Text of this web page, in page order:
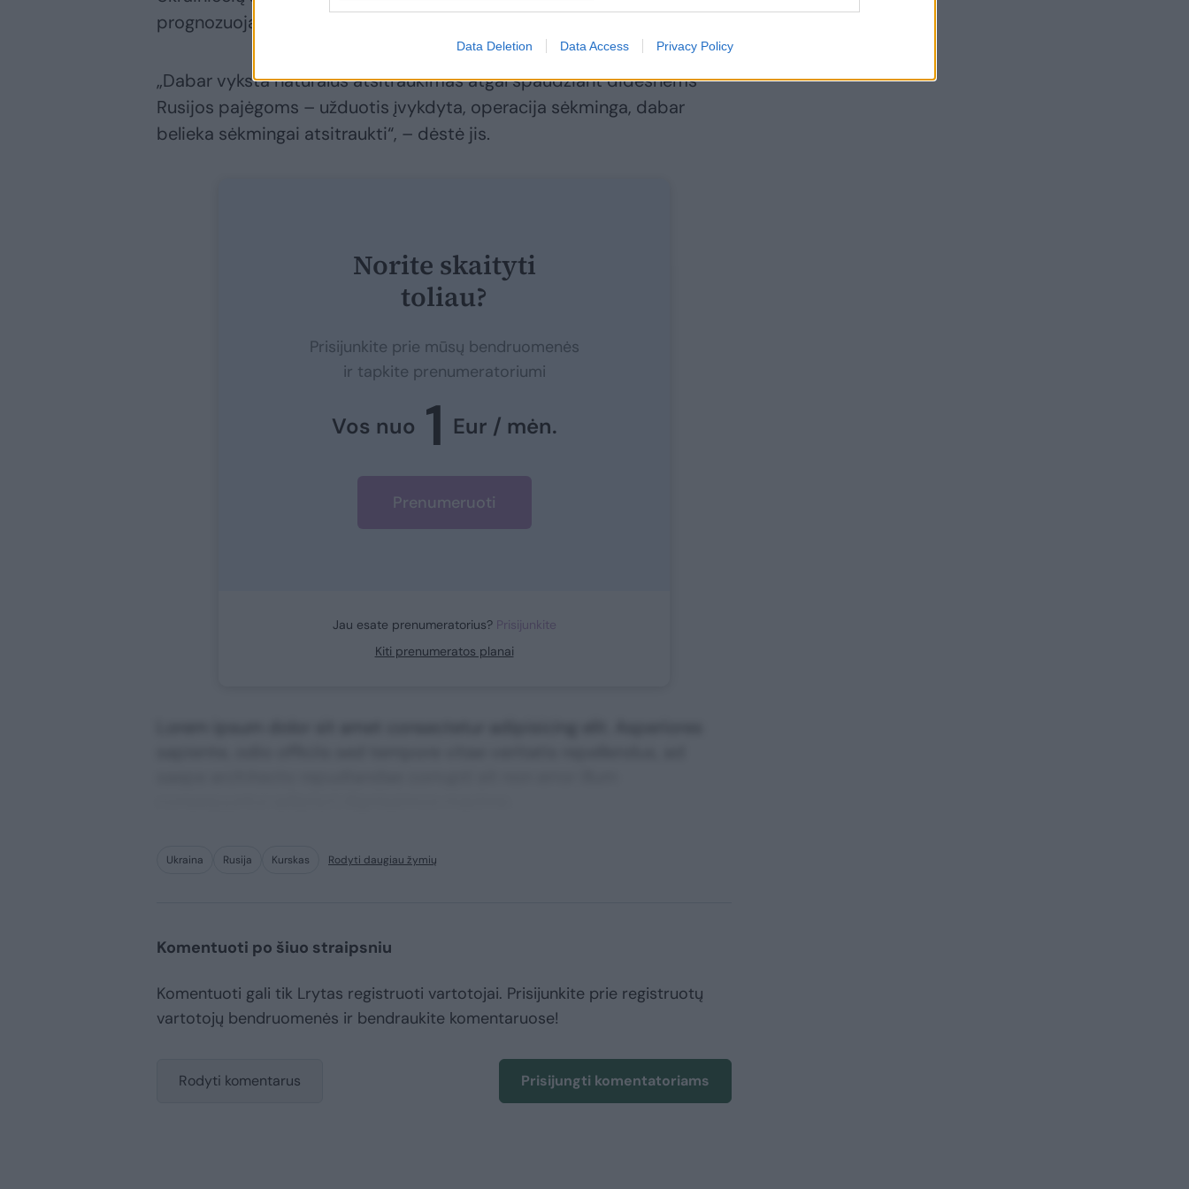
Data Deletion Data Access Privacy Policy
prognozuoja tolimesnį okupantų veržimąsi į Ukrainos teritoriją.
„Dabar vyksta natūralus atsitraukimas atgal spaudžiant didesnėms
Rusijos pajėgoms – užduotis įvykdyta, operacija sėkminga, dabar
belieka sėkmingai atsitraukti“, – dėstė jis.
Norite skaityti
toliau?
Prisijunkite prie mūsų bendruomenės
ir tapkite prenumeratoriumi
Vos nuo 1 Eur / mėn.
Prenumeruoti
Jau esate prenumeratorius? Prisijunkite
Kiti prenumeratos planai
Ukraina Rusija Kurskas Rodyti daugiau žymių
Komentuoti po šiuo straipsniu
Komentuoti gali tik Lrytas registruoti vartotojai. Prisijunkite prie registruotų
vartotojų bendruomenės ir bendraukite komentaruose!
Rodyti komentarus Prisijungti komentatoriams